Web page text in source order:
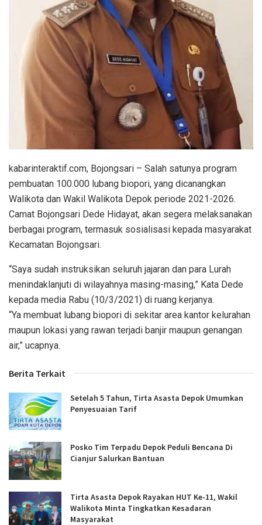
kabarinteraktif.com, Bojongsari – Salah satunya program
pembuatan 100.000 lubang biopori, yang dicanangkan
Walikota dan Wakil Walikota Depok periode 2021-2026.
Camat Bojongsari Dede Hidayat, akan segera melaksanakan
berbagai program, termasuk sosialisasi kepada masyarakat
Kecamatan Bojongsari.
“Saya sudah instruksikan seluruh jajaran dan para Lurah
menindaklanjuti di wilayahnya masing-masing,” Kata Dede
kepada media Rabu (10/3/2021) di ruang kerjanya.
“Ya membuat lubang biopori di sekitar area kantor kelurahan
maupun lokasi yang rawan terjadi banjir maupun genangan
air,” ucapnya.
Berita Terkait
Setelah 5 Tahun, Tirta Asasta Depok Umumkan
Penyesuaian Tarif
Posko Tim Terpadu Depok Peduli Bencana Di
Cianjur Salurkan Bantuan
Tirta Asasta Depok Rayakan HUT Ke-11, Wakil
Walikota Minta Tingkatkan Kesadaran
Masyarakat